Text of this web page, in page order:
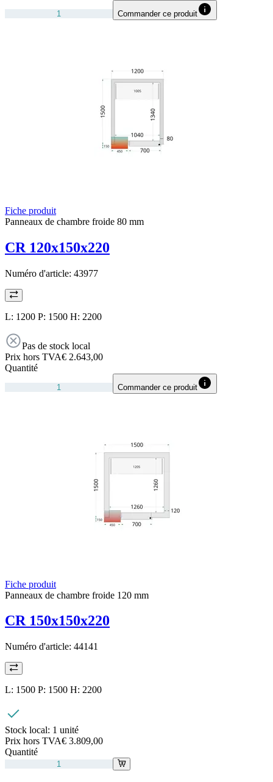
Commander ce produit
Fiche produit
Panneaux de chambre froide 80 mm
CR 120x150x220
Numéro d'article: 43977
L: 1200 P: 1500 H: 2200
Pas de stock local
Prix hors TVA€ 2.643,00
Quantité
Commander ce produit
Fiche produit
Panneaux de chambre froide 120 mm
CR 150x150x220
Numéro d'article: 44141
L: 1500 P: 1500 H: 2200
Stock local: 1 unité
Prix hors TVA€ 3.809,00
Quantité